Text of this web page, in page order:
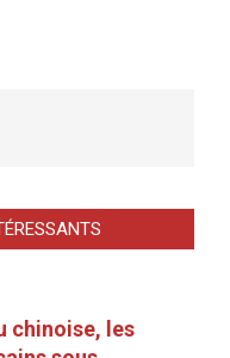
chinoise, les